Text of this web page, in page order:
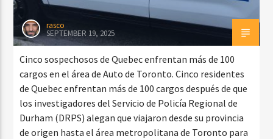
rasco
SEPTEMBER 19, 2025
Cinco sospechosos de Quebec enfrentan más de 100
cargos en el área de Auto de Toronto. Cinco residentes
de Quebec enfrentan más de 100 cargos después de que
los investigadores del Servicio de Policía Regional de
Durham (DRPS) alegan que viajaron desde su provincia
de origen hasta el área metropolitana de Toronto para